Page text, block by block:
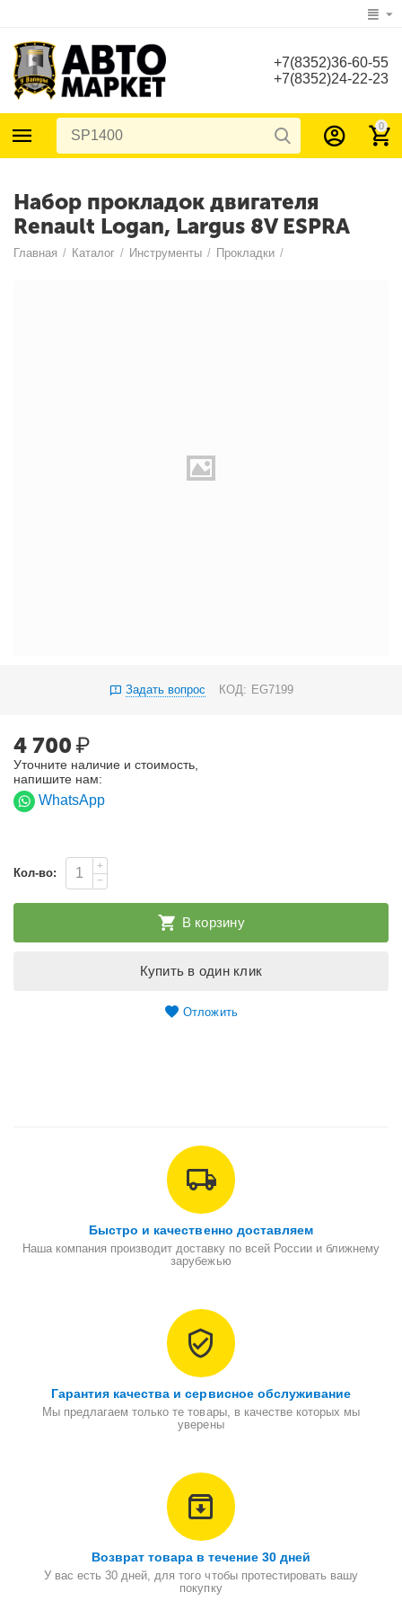
+7(8352)36-60-55
+7(8352)24-22-23
0
Набор прокладок двигателя
Renault Logan, Largus 8V ESPRA
Главная / Каталог / Инструменты / Прокладки /
Задать вопрос КОД: EG7199
4 700₽
Уточните наличие и стоимость,
напишите нам:
WhatsApp
Кол-во:
+
−
В корзину
Купить в один клик
Отложить
Быстро и качественно доставляем
Наша компания производит доставку по всей России и ближнему
зарубежью
Гарантия качества и сервисное обслуживание
Мы предлагаем только те товары, в качестве которых мы
уверены
Возврат товара в течение 30 дней
У вас есть 30 дней, для того чтобы протестировать вашу
покупку